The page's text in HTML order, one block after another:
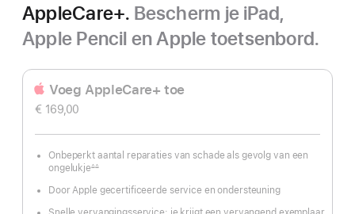
AppleCare+. Bescherm je iPad,
Apple Pencil en Apple toetsenbord.
Voeg AppleCare+ toe
€ 169,00
Onbeperkt aantal reparaties van schade als gevolg van een
ongelukje
Voetnoot
∆∆
Door Apple gecertificeerde service en ondersteuning